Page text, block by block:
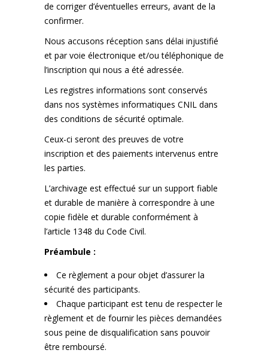
de corriger d’éventuelles erreurs, avant de la
confirmer.
Nous accusons réception sans délai injustifié
et par voie électronique et/ou téléphonique de
l’inscription qui nous a été adressée.
Les registres informations sont conservés
dans nos systèmes informatiques CNIL dans
des conditions de sécurité optimale.
Ceux-ci seront des preuves de votre
inscription et des paiements intervenus entre
les parties.
L’archivage est effectué sur un support fiable
et durable de manière à correspondre à une
copie fidèle et durable conformément à
l’article 1348 du Code Civil.
Préambule :
Ce règlement a pour objet d’assurer la
sécurité des participants.
Chaque participant est tenu de respecter le
règlement et de fournir les pièces demandées
sous peine de disqualification sans pouvoir
être remboursé.